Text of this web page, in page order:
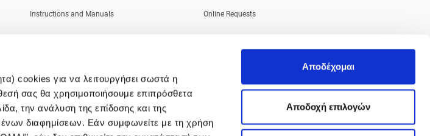
cookies για να λειτουργήσει σωστά η
σας θα χρησιμοποιήσουμε επιπρόσθετα
την ανάλυση της επίδοσης και της
διαφημίσεων. Εάν συμφωνείτε με τη χρήση
Αποδέχομαι
Aποδοχή επιλογών
Instructions and Manuals Online Requests